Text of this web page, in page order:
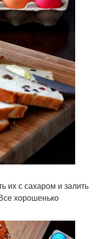
их с сахаром и залить
хорошенько